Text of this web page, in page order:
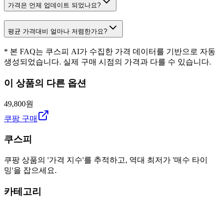
가격은 언제 업데이트 되었나요?
평균 가격대비 얼마나 저렴한가요?
* 본 FAQ는 쿠스피 AI가 수집한 가격 데이터를 기반으로 자동
생성되었습니다. 실제 구매 시점의 가격과 다를 수 있습니다.
이 상품의 다른 옵션
49,800원
쿠팡 구매
쿠스피
쿠팡 상품의 '가격 지수'를 추적하고, 역대 최저가 '매수 타이
밍'을 잡으세요.
카테고리